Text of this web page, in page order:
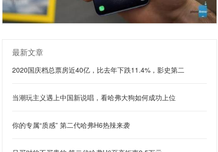
最新文章
2020国庆档总票房近40亿，比去年下跌11.4%，影史第二
当潮玩主义遇上中国新说唱，看哈弗大狗如何成功上位
你的专属“质感” 第二代哈弗H6热辣来袭